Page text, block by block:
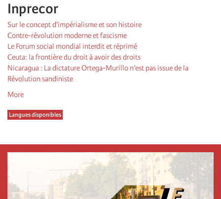
Inprecor
Sur le concept d’impérialisme et son histoire
Contre-révolution moderne et fascisme
Le Forum social mondial interdit et réprimé
Ceuta: la frontière du droit à avoir des droits
Nicaragua : La dictature Ortega-Murillo n’est pas issue de la
Révolution sandiniste
More
Langues disponibles